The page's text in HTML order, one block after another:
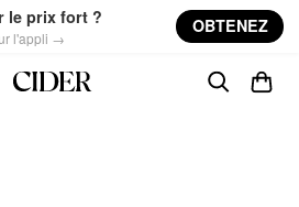
le prix fort ?
l'appli →
OBTENEZ